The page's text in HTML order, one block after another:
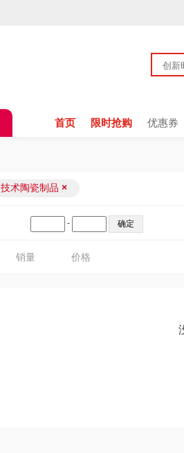
首页 限时抢购 优惠券
技术陶瓷制品 ×
-
销量 价格